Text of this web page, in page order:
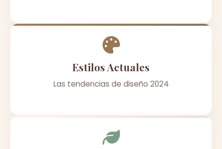
Estilos Actuales
Las tendencias de diseño 2024